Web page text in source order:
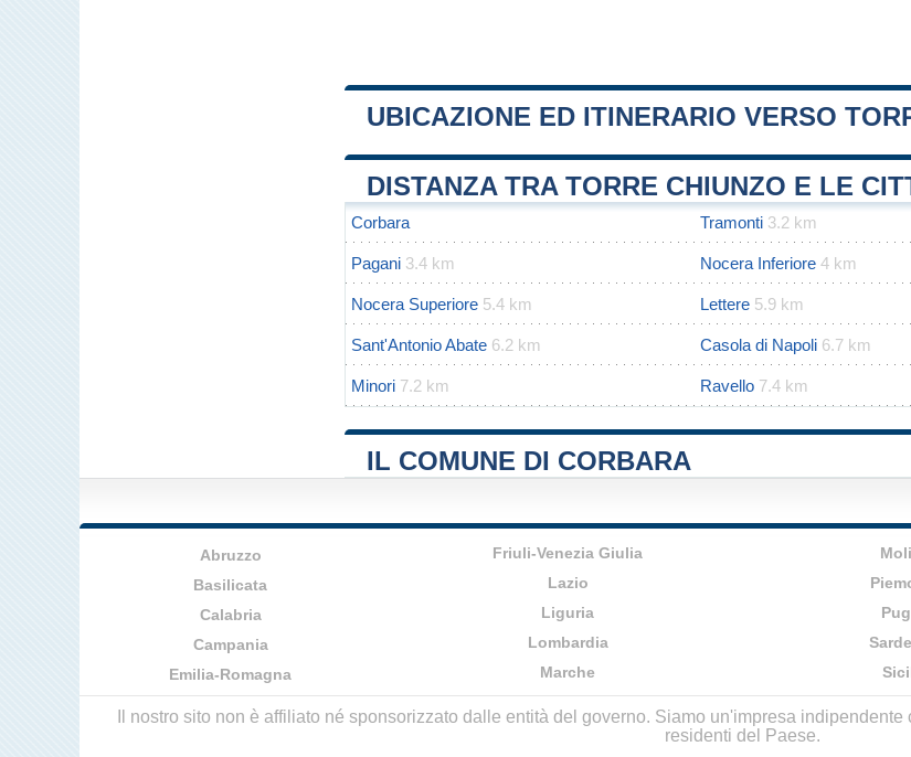
UBICAZIONE ED ITINERARIO VERSO
+
−
DISTANZA TRA TORRE CHIUNZO E LE
Corbara Tramonti 3.2 km
Pagani 3.4 km Nocera Inferiore 4 km
Nocera Superiore 5.4 km Lettere 5.9 km
Sant'Antonio Abate 6.2 km Casola di Napoli 6.7 km
Minori 7.2 km Ravello 7.4 km
IL COMUNE DI CORBARA
Abruzzo
Basilicata
Calabria
Campania
Emilia-Romagna
Friuli-Venezia Giulia
Lazio
Liguria
Lombardia
Marche
Il nostro sito non è affiliato né sponsorizzato dalle entità del governo. Siamo un'impresa
residenti del Paese.